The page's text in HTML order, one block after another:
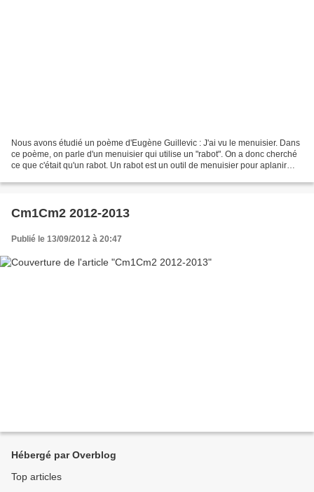
Nous avons étudié un poème d'Eugène Guillevic : J'ai vu le menuisier. Dans
ce poème, on parle d'un menuisier qui utilise un "rabot". On a donc cherché
ce que c'était qu'un rabot. Un rabot est un outil de menuisier pour aplanir
Cm1Cm2 2012-2013
Publié le 13/09/2012 à 20:47
Hébergé par Overblog
Top articles